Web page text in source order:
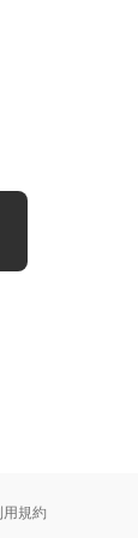
用規約